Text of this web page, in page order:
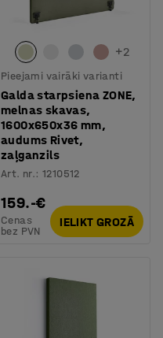
+2
Pieejami vairāki varianti
Galda starpsiena ZONE,
melnas skavas,
1600x650x36 mm,
audums Rivet,
zaļganzils
Art. nr.:1210512
159.-€
Cenas
bez PVN
IELIKT GROZĀ